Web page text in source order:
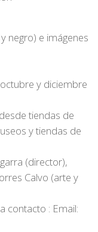
negro) e imágenes
y diciembre
tiendas de
y tiendas de
(director),
Calvo (arte y
contacto : Email: